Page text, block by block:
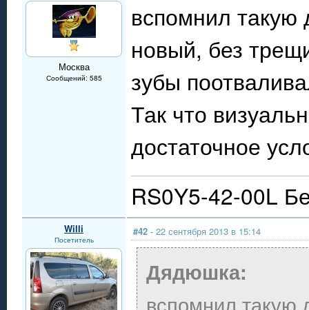
Москва
Сообщений: 585
вспомнил
новый, без
зубы
Так что
достаточное
RS0Y5-42-00L
Willi
Посетитель
#42 - 22 сентября 2013 в 15:14
Дядюшка:
вспомнил такую